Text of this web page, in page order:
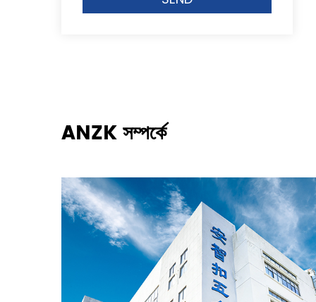
ANZK সম্পর্কে